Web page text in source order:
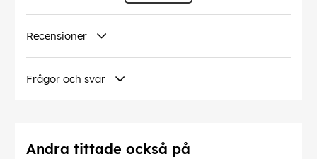
7391091858148
EAN:
Recensioner
Frågor och svar
Andra tittade också på